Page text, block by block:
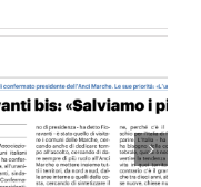
Il Resto del Carlino –